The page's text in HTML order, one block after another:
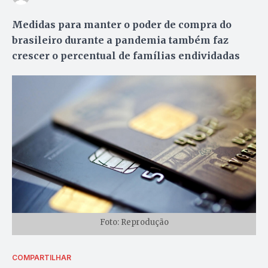
Medidas para manter o poder de compra do
brasileiro durante a pandemia também faz
crescer o percentual de famílias endividadas
Foto: Reprodução
COMPARTILHAR